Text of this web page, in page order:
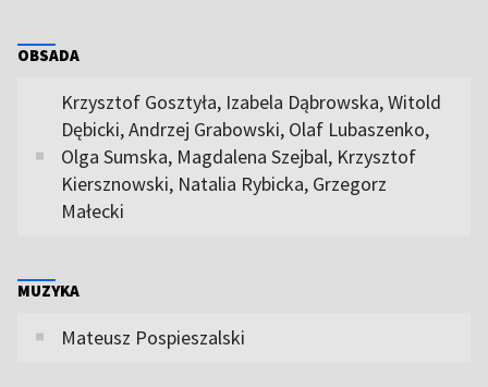
OBSADA
Krzysztof Gosztyła, Izabela Dąbrowska, Witold
Dębicki, Andrzej Grabowski, Olaf Lubaszenko,
Olga Sumska, Magdalena Szejbal, Krzysztof
Kiersznowski, Natalia Rybicka, Grzegorz
Małecki
MUZYKA
Mateusz Pospieszalski